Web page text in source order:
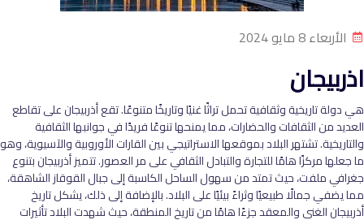
الأربعاء 8 مايو 2024
اذربيجان
هي دولة تاريخية وثقافية تحمل تراثًا غنيًا وتاريخًا متنوعًا. تقع أذربيجان على تقاطع
العديد من الثقافات والحضارات، مما يمنحها تنوعًا فريدًا في جوانبها الثقافية
والتاريخية. تشتهر البلاد بموقعها الاستراتيجي بين القارات الأوروبية والآسيوية، وهو
ما جعلها مركزًا هامًا للتجارة والتبادل الثقافي على مر العصور. تتميز أذربيجان بتنوع
جغرافي ملفت، حيث تمتد من سهول الساحل الكاسبة إلى جبال القوقاز الشاهقة،
مما يضفي جمالًا طبيعيًا وثراءً بيئيًا على البلاد. بالإضافة إلى ذلك، يشكل تاريخ
أذربيجان الغني والمعقد جزءًا هامًا من تاريخ المنطقة، حيث شهدت البلاد تأثيرات